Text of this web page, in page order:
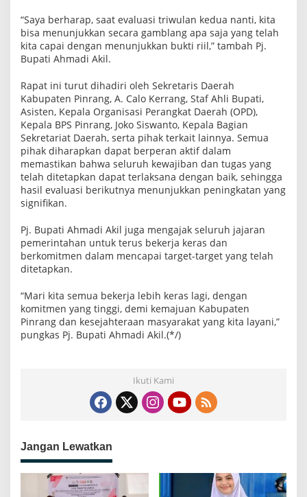
“Saya berharap, saat evaluasi triwulan kedua nanti, kita
bisa menunjukkan secara gamblang apa saja yang telah
kita capai dengan menunjukkan bukti riil,” tambah Pj.
Bupati Ahmadi Akil.
Rapat ini turut dihadiri oleh Sekretaris Daerah
Kabupaten Pinrang, A. Calo Kerrang, Staf Ahli Bupati,
Asisten, Kepala Organisasi Perangkat Daerah (OPD),
Kepala BPS Pinrang, Joko Siswanto, Kepala Bagian
Sekretariat Daerah, serta pihak terkait lainnya. Semua
pihak diharapkan dapat berperan aktif dalam
memastikan bahwa seluruh kewajiban dan tugas yang
telah ditetapkan dapat terlaksana dengan baik, sehingga
hasil evaluasi berikutnya menunjukkan peningkatan yang
signifikan.
Pj. Bupati Ahmadi Akil juga mengajak seluruh jajaran
pemerintahan untuk terus bekerja keras dan
berkomitmen dalam mencapai target-target yang telah
ditetapkan.
“Mari kita semua bekerja lebih keras lagi, dengan
komitmen yang tinggi, demi kemajuan Kabupaten
Pinrang dan kesejahteraan masyarakat yang kita layani,”
pungkas Pj. Bupati Ahmadi Akil.(*/)
Ikuti Kami
Jangan Lewatkan